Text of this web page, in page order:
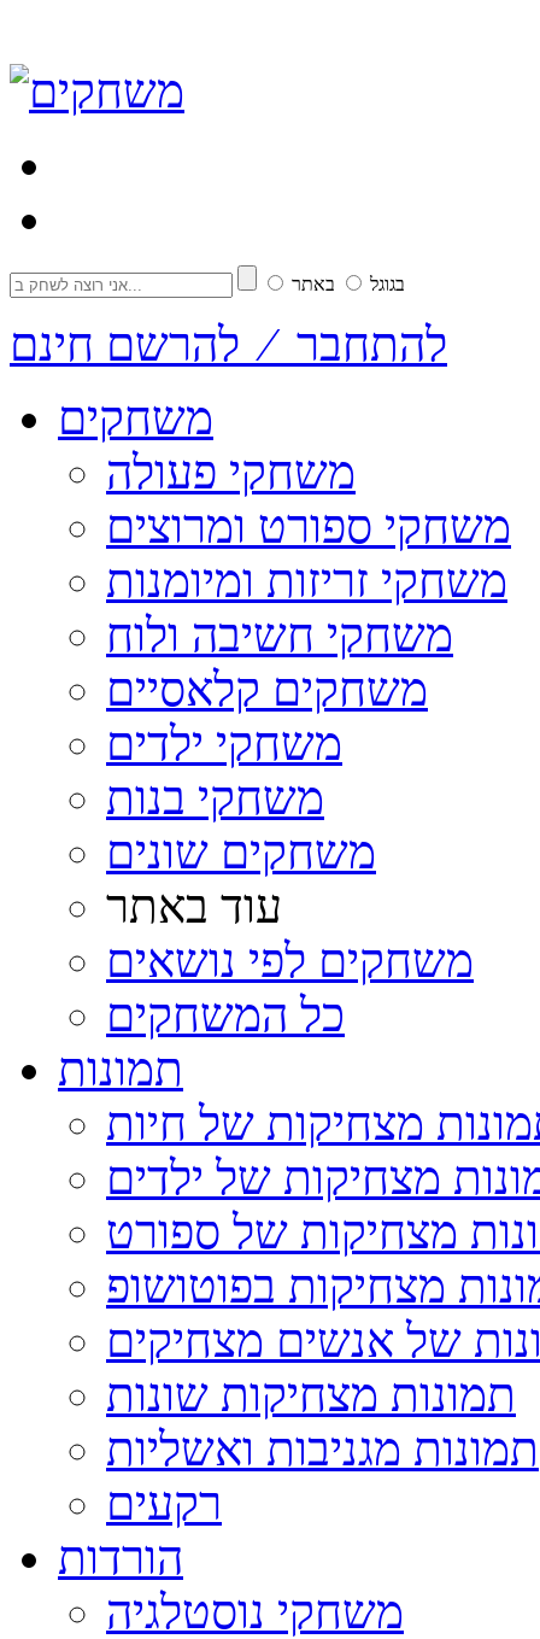
בגוגל באתר
להתחבר ⁄ להרשם חינם
משחקים
משחקי פעולה
משחקי ספורט ומרוצים
משחקי זריזות ומיומנות
משחקי חשיבה ולוח
משחקים קלאסיים
משחקי ילדים
משחקי בנות
משחקים שונים
עוד באתר
משחקים לפי נושאים
כל המשחקים
תמונות
מצחיקות של חיות
מצחיקות של ילדים
מצחיקות של ספורט
מצחיקות בפוטושופ
של אנשים מצחיקים
תמונות מצחיקות שונות
תמונות מגניבות ואשליות
רקעים
הורדות
משחקי נוסטלגיה